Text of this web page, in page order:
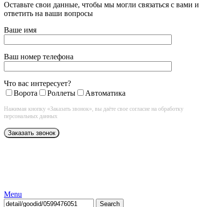
Оставьте свои данные, чтобы мы могли связаться с вами и
ответить на ваши вопросы
Ваше имя
Ваш номер телефона
Что вас интересует?
Ворота
Роллеты Автоматика
Нажимая кнопку «Заказать звонок», вы даёте свое согласие на обработку
персональных данных
Menu
Search